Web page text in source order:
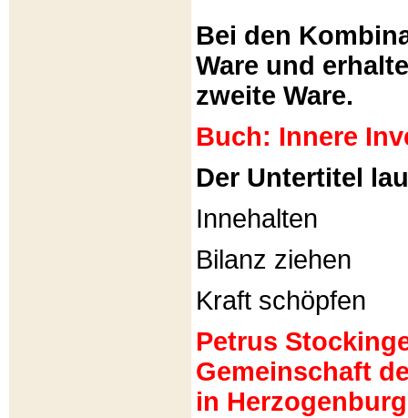
Bei den
Ware und
zweite Ware.
Buch: Innere
Der Untertitel
Innehalten
Bilanz ziehen
Kraft schöpfen
Petrus
Gemeinschaft
in